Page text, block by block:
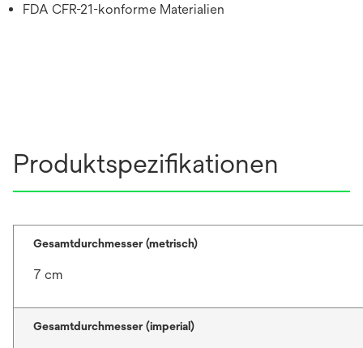
FDA CFR-21-konforme Materialien
Produktspezifikationen
Gesamtdurchmesser (metrisch)
7 cm
Gesamtdurchmesser (imperial)